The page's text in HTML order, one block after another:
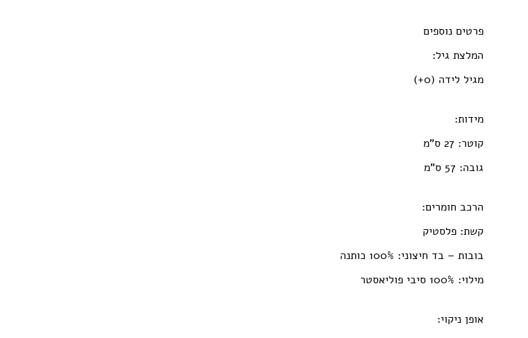
פרטים נוספים
המלצת גיל:
מגיל לידה (0+)
מידות:
קוטר: 27 ס"מ
גובה: 57 ס"מ
הרכב חומרים:
קשת: פלסטיק
בובות – בד חיצוני: 100% כותנה
מילוי: 100% סיבי פוליאסטר
אופן ניקוי: